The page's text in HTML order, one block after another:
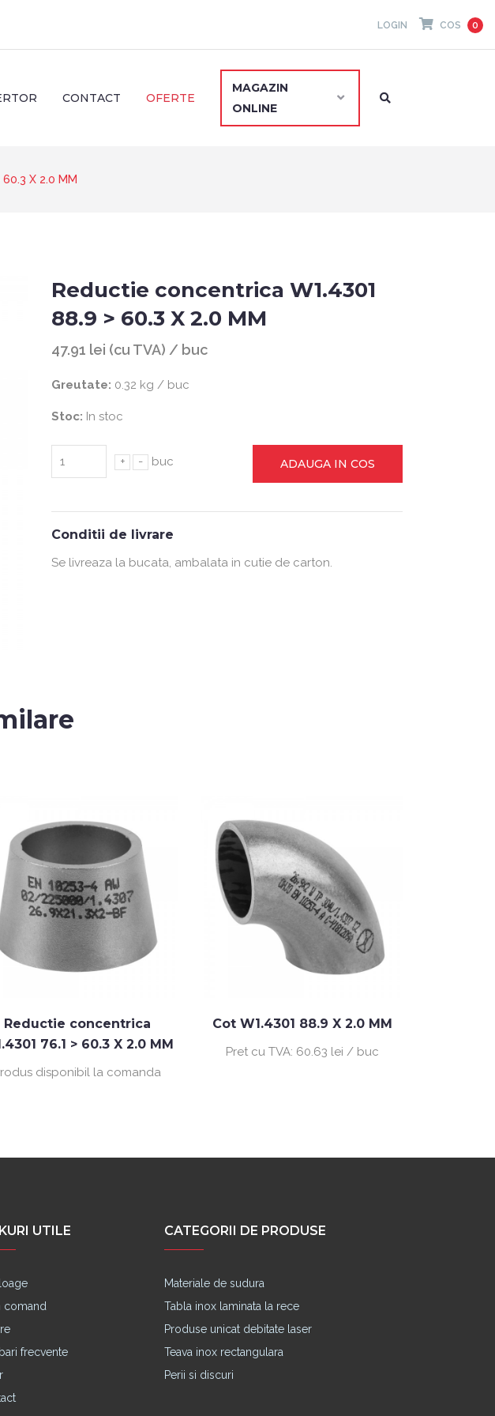
LOGIN COS 0
CONTACT OFERTE
MAGAZIN
ONLINE
X 2.0 MM
Reductie concentrica W1.4301
88.9 > 60.3 X 2.0 MM
47.91 lei (cu TVA) / buc
Greutate: 0.32 kg / buc
Stoc: In stoc
+ - buc ADAUGA IN COS
Conditii de livrare
Se livreaza la bucata, ambalata in cutie de carton.
Reductie concentrica
76.1 > 60.3 X 2.0 MM
disponibil la comanda
Cot W1.4301 88.9 X 2.0 MM
Pret cu TVA: 60.63 lei / buc
UTILE
comand
frecvente
CATEGORII DE PRODUSE
Materiale de sudura
Tabla inox laminata la rece
Produse unicat debitate laser
Teava inox rectangulara
Perii si discuri